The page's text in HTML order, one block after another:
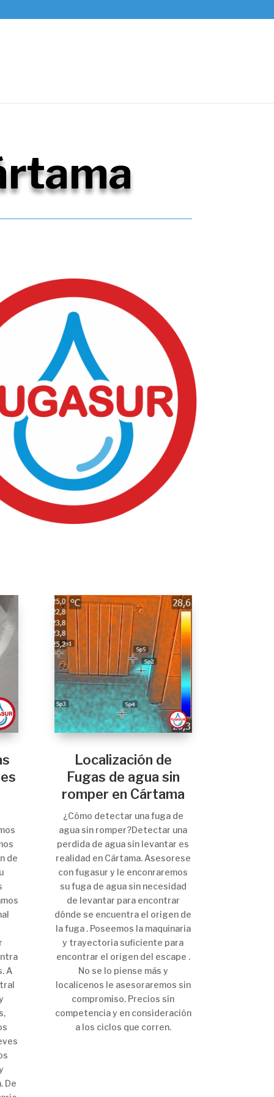
de
A
De
Localización de
Fugas de agua sin
romper en Cártama
¿Cómo detectar una fuga de
agua sin romper?Detectar una
perdida de agua sin levantar es
realidad en Cártama. Asesorese
con fugasur y le enconraremos
su fuga de agua sin necesidad
de levantar para encontrar
dónde se encuentra el origen de
la fuga . Poseemos la maquinaria
y trayectoria suficiente para
encontrar el origen del escape .
No se lo piense más y
localicenos le asesoraremos sin
compromiso. Precios sín
competencia y en consideración
a los ciclos que corren.